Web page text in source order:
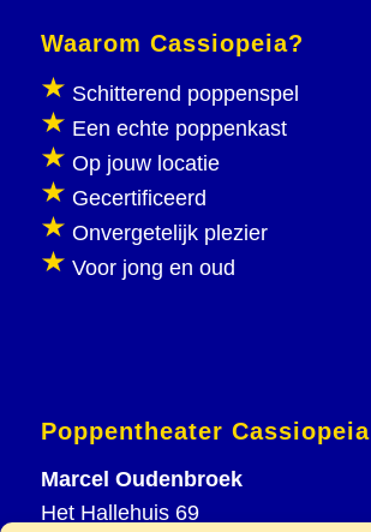
Waarom Cassiopeia?
Schitterend poppenspel
Een echte poppenkast
Op jouw locatie
Gecertificeerd
Onvergetelijk plezier
Voor jong en oud
Poppentheater Cassiopeia
Marcel Oudenbroek
Het Hallehuis 69